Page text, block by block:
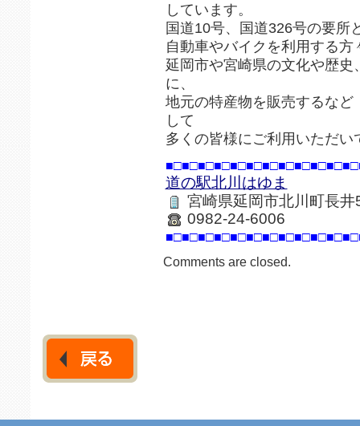
しています。
国道10号、国道326号の要所
自動車やバイクを利用する
延岡市や宮崎県の文化や歴
に、
地元の特産物を販売するな
して
多くの皆様にご利用いただい
道の駅北川はゆま
宮崎県延岡市北川町長
0982-24-6006
Comments are closed.